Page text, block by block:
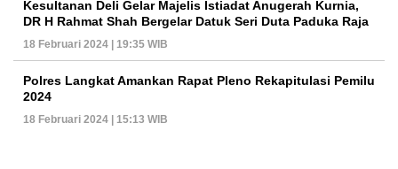
Kesultanan Deli Gelar Majelis Istiadat Anugerah Kurnia,
DR H Rahmat Shah Bergelar Datuk Seri Duta Paduka Raja
18 Februari 2024 | 19:35 WIB
Polres Langkat Amankan Rapat Pleno Rekapitulasi Pemilu
2024
18 Februari 2024 | 15:13 WIB